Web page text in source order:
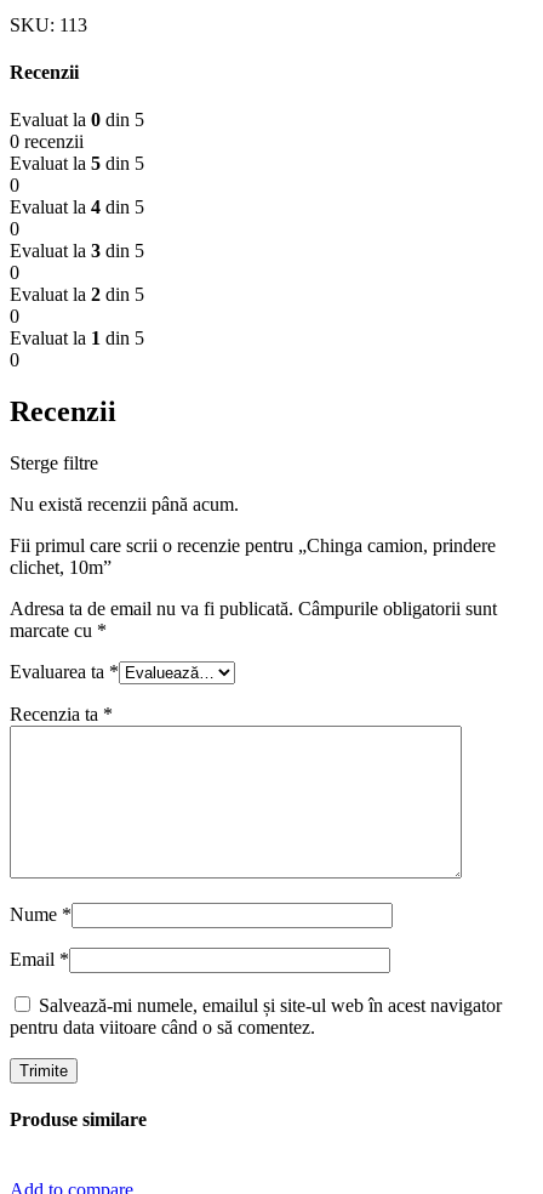
SKU: 113
Recenzii
Evaluat la 0 din 5
0 recenzii
Evaluat la 5 din 5
0
Evaluat la 4 din 5
0
Evaluat la 3 din 5
0
Evaluat la 2 din 5
0
Evaluat la 1 din 5
0
Recenzii
Sterge filtre
Nu există recenzii până acum.
Fii primul care scrii o recenzie pentru „Chinga camion, prindere
clichet, 10m”
Adresa ta de email nu va fi publicată. Câmpurile obligatorii sunt
marcate cu *
Evaluarea ta *
Recenzia ta *
Nume *
Email *
Salvează-mi numele, emailul și site-ul web în acest navigator
pentru data viitoare când o să comentez.
Produse similare
Add to compare